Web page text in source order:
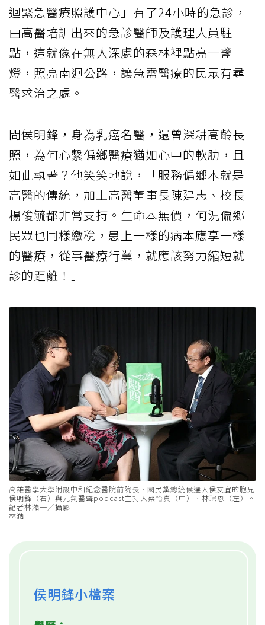
迴緊急醫療照護中心」有了24小時的急診，
由高醫培訓出來的急診醫師及護理人員駐
點，這就像在無人深處的森林裡點亮一盞
燈，照亮南迴公路，讓急需醫療的民眾有尋
醫求治之處。
問侯明鋒，身為乳癌名醫，還曾深耕高齡長
照，為何心繫偏鄉醫療猶如心中的軟肋，且
如此執著？他笑笑地說，「服務偏鄉本就是
高醫的傳統，加上高醫董事長陳建志、校長
楊俊毓都非常支持。生命本無價，何況偏鄉
民眾也同樣繳稅，患上一樣的病本應享一樣
的醫療，從事醫療行業，就應該努力縮短就
診的距離！」
高雄醫學大學附設中和紀念醫院前院長、國民黨總統候選人侯友宜的胞兄
侯明鋒（右）與元氣醫聲podcast主持人蔡怡真（中）、林琮恩（左）。
記者林澔一／攝影
林澔一
侯明鋒小檔案